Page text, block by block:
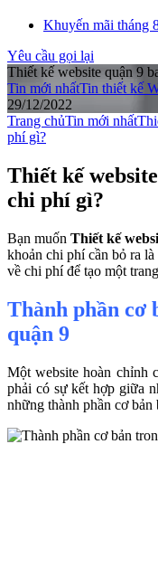
Khuyến mãi tháng
Yêu cầu gọi lại
Thiết kế website quận 9
Tin mới nhấtTin thiết kế
29/12/2022
Trang chủTin mới nhất
phí gì?
Thiết kế
chi phí gì?
Bạn muốn Thiết kế
khoản chi phí cần bỏ ra
về chi phí để tạo một
Thành phần cơ
quận 9
Một website hoàn chỉnh
phải có sự kết hợp giữa
những thành phần cơ bản